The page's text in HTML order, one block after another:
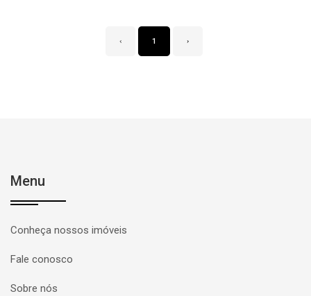
‹ 1 ›
Menu
Conheça nossos imóveis
Fale conosco
Sobre nós